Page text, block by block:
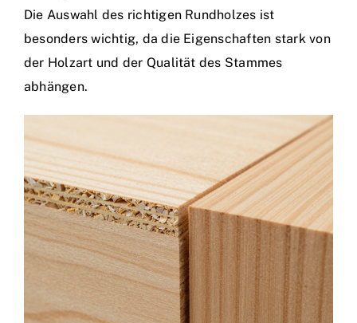
Die Auswahl des richtigen Rundholzes ist
besonders wichtig, da die Eigenschaften stark von
der Holzart und der Qualität des Stammes
abhängen.